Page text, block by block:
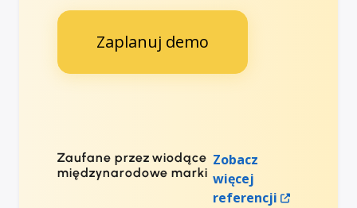
Zaplanuj demo
Zaufane przez wiodące
międzynarodowe marki
Zobacz
więcej
referencji